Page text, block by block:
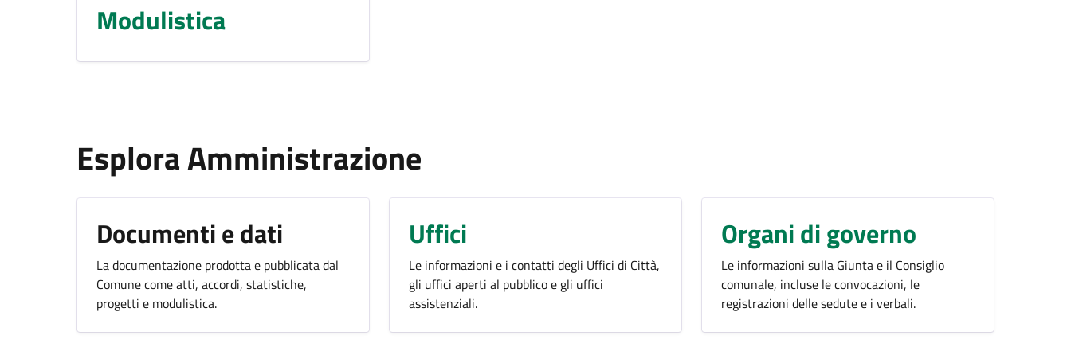
Modulistica
Esplora Amministrazione
Documenti e dati
La documentazione prodotta e pubblicata dal
Comune come atti, accordi, statistiche,
progetti e modulistica.
Uffici
Le informazioni e i contatti degli Uffici di Città,
gli uffici aperti al pubblico e gli uffici
assistenziali.
Organi di governo
Le informazioni sulla Giunta e il Consiglio
comunale, incluse le convocazioni, le
registrazioni delle sedute e i verbali.